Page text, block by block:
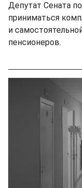
Депутат Сената
приниматься
и
пенсионеров.